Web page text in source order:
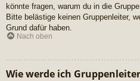
könnte fragen, warum du in die
Bitte belästige keinen Gruppenleiter,
Grund dafür haben.
Nach oben
Wie werde ich